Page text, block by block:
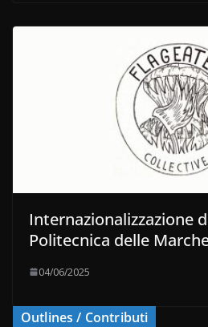
Internazionalizzazione
Politecnica delle
04/06/2025
Outlines / Contributi